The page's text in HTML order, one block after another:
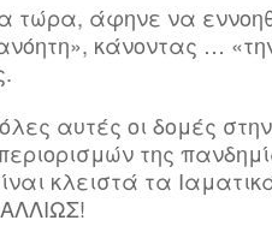
τώρα, άφηνε να
κάνοντας …
αυτές οι δομές
της
κλειστά τα